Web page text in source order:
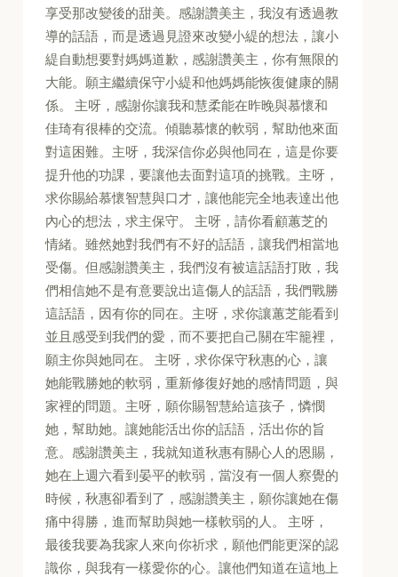
享受那改變後的甜美。感謝讚美主，我沒有透過教
導的話語，而是透過見證來改變小緹的想法，讓小
緹自動想要對媽媽道歉，感謝讚美主，你有無限的
大能。願主繼續保守小緹和他媽媽能恢復健康的關
係。 主呀，感謝你讓我和慧柔能在昨晚與慕懷和
佳琦有很棒的交流。傾聽慕懷的軟弱，幫助他來面
對這困難。主呀，我深信你必與他同在，這是你要
提升他的功課，要讓他去面對這項的挑戰。主呀，
求你賜給慕懷智慧與口才，讓他能完全地表達出他
內心的想法，求主保守。 主呀，請你看顧蕙芝的
情緒。雖然她對我們有不好的話語，讓我們相當地
受傷。但感謝讚美主，我們沒有被這話語打敗，我
們相信她不是有意要說出這傷人的話語，我們戰勝
這話語，因有你的同在。主呀，求你讓蕙芝能看到
並且感受到我們的愛，而不要把自己關在牢籠裡，
願主你與她同在。 主呀，求你保守秋惠的心，讓
她能戰勝她的軟弱，重新修復好她的感情問題，與
家裡的問題。主呀，願你賜智慧給這孩子，憐憫
她，幫助她。讓她能活出你的話語，活出你的旨
意。感謝讚美主，我就知道秋惠有關心人的恩賜，
她在上週六看到晏平的軟弱，當沒有一個人察覺的
時候，秋惠卻看到了，感謝讚美主，願你讓她在傷
痛中得勝，進而幫助與她一樣軟弱的人。 主呀，
最後我要為我家人來向你祈求，願他們能更深的認
識你，與我有一樣愛你的心。讓他們知道在這地上